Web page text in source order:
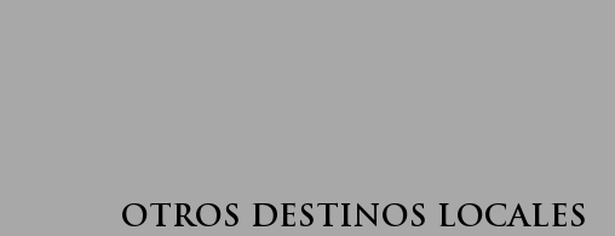
OTROS DESTINOS LOCALES